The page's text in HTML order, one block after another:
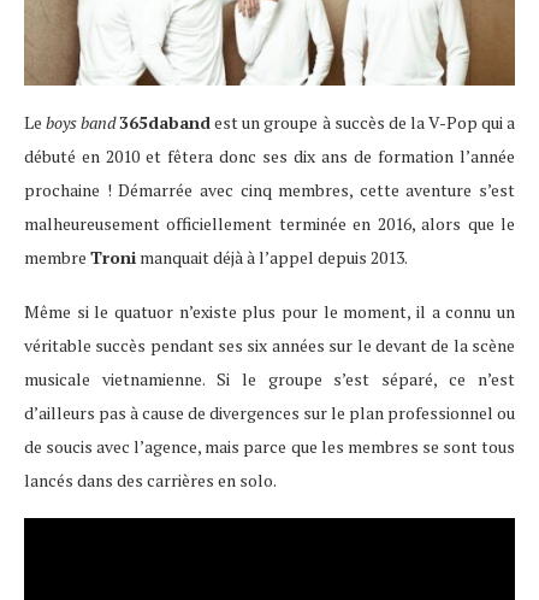
Leboys band365dabandest un groupe à succès de la V-Pop qui a
débuté en 2010 et fêtera donc ses dix ans de formation l’année
prochaine ! Démarrée avec cinq membres, cette aventure s’est
malheureusement officiellement terminée en 2016, alors que le
membre Troni manquait déjà à l’appel depuis 2013.
Même si le quatuor n’existe plus pour le moment, il a connu un
véritable succès pendant ses six années sur le devant de la scène
musicale vietnamienne. Si le groupe s’est séparé, ce n’est
d’ailleurs pas à cause de divergences sur le plan professionnel ou
de soucis avec l’agence, mais parce que les membres se sont tous
lancés dans des carrières en solo.